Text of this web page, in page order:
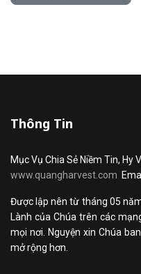
Thông Tin
Mục Vụ Chia Sẻ Niềm Tin, Hy
www.quangharvest.com
Được lập nên từ tháng 05
Lành của Chúa trên các
mọi nơi. Nguyện xin Chúa
mở rộng hơn.